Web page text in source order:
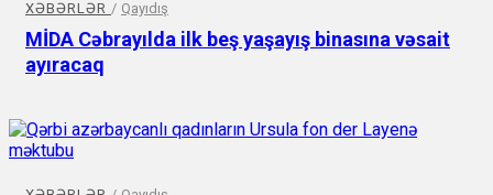
XƏBƏRLƏR / Qayıdış
MİDA Cəbrayılda ilk beş yaşayış binasına vəsait
ayıracaq